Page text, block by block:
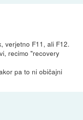
verjetno F11, ali F12.
recimo "recovery
pa to ni običajni